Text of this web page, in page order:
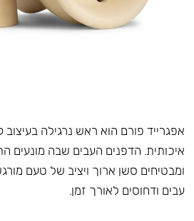
אפגרייד פורם הוא ראש נרגילה
איכותית. הדפנים העבים שבה
ומבטיחים סשן ארוך ויציב של טעם
עבים ודחוסים לאורך זמן.